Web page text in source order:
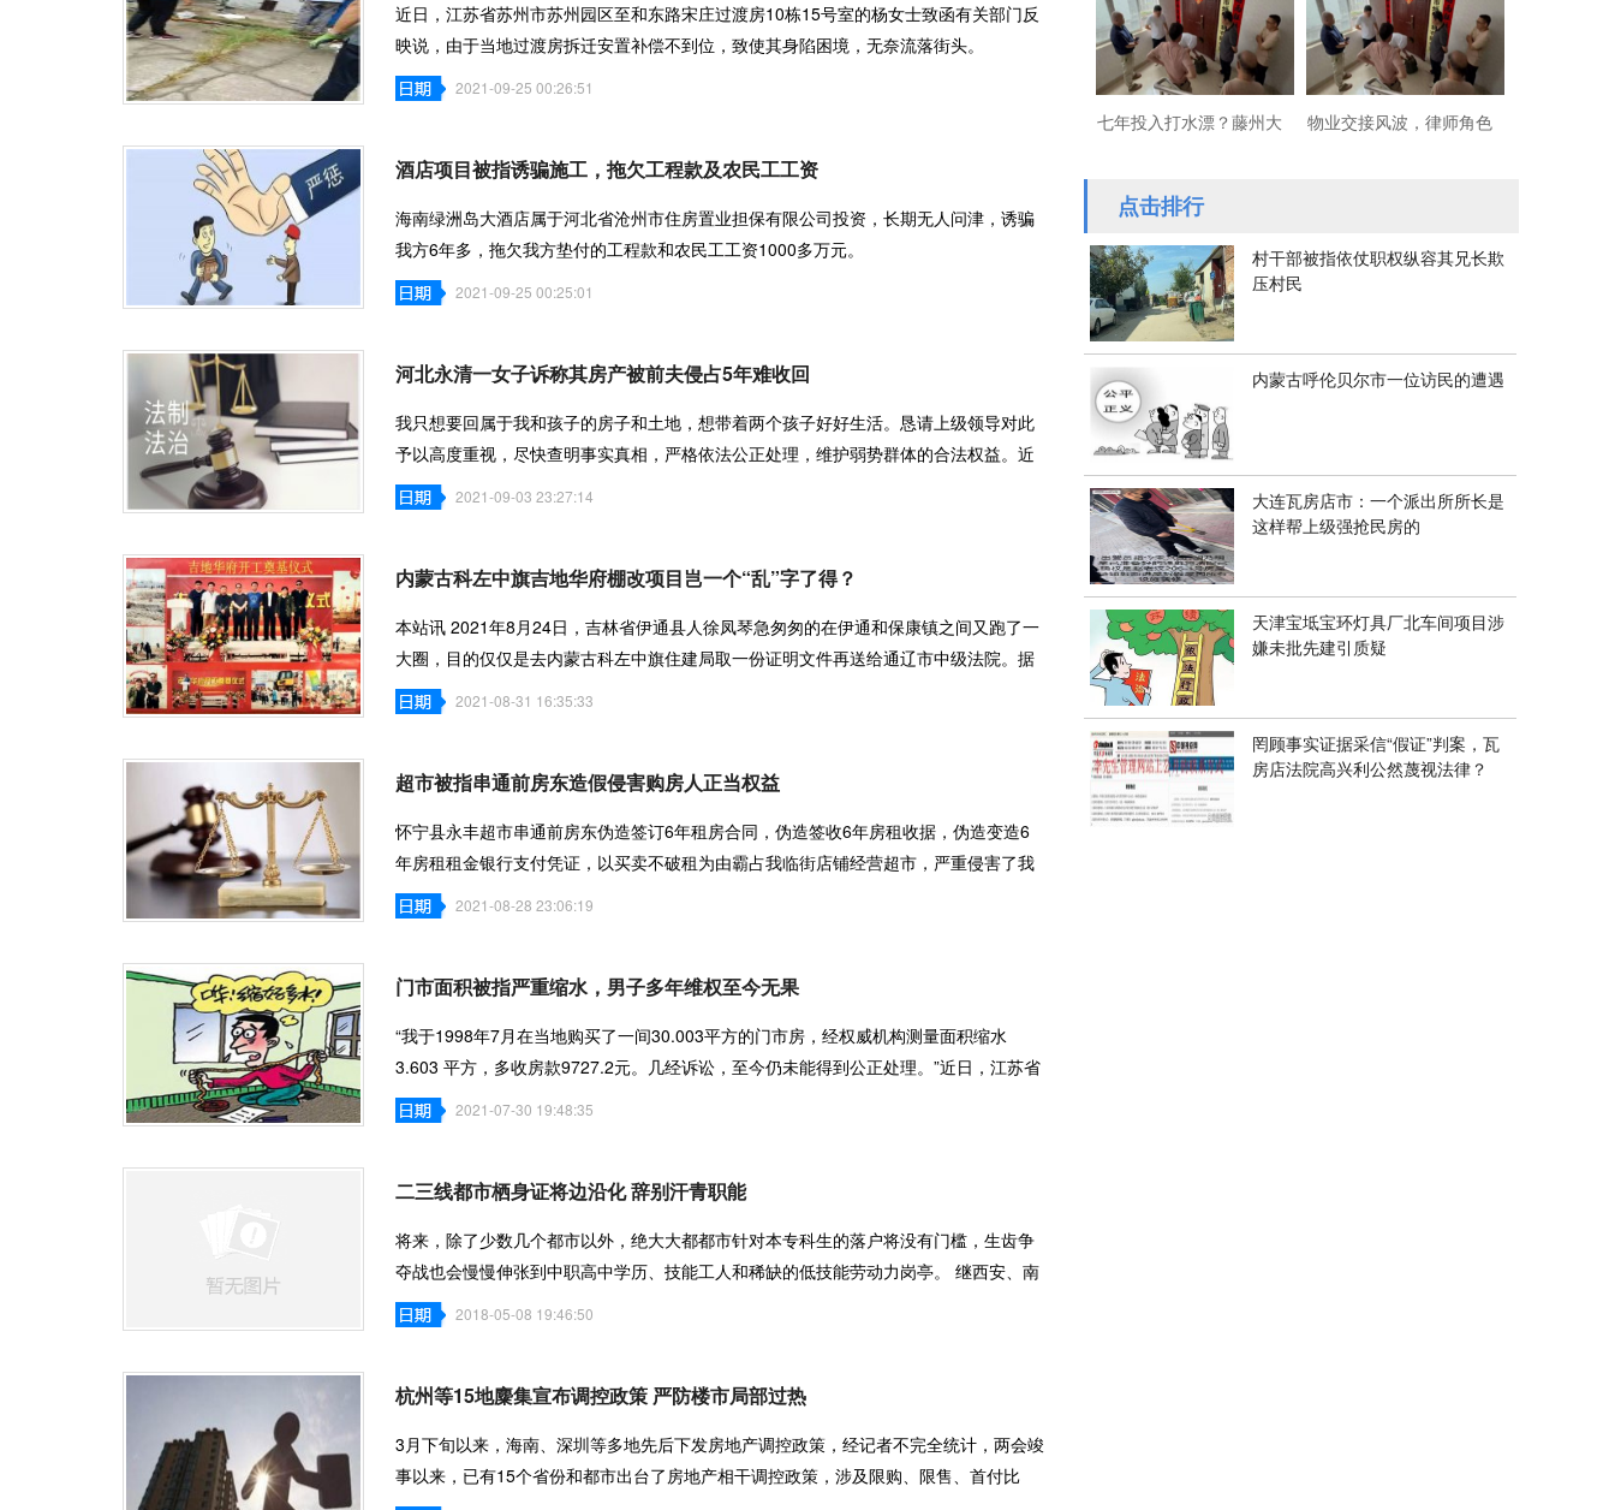
近日，江苏省苏州市苏州园区至和东路宋庄过渡房10栋15号室的杨女士致函有关部门反
映说，由于当地过渡房拆迁安置补偿不到位，致使其身陷困境，无奈流落街头。
2021-09-25 00:26:51
酒店项目被指诱骗施工，拖欠工程款及农民工工资
海南绿洲岛大酒店属于河北省沧州市住房置业担保有限公司投资，长期无人问津，诱骗
我方6年多，拖欠我方垫付的工程款和农民工工资1000多万元。
2021-09-25 00:25:01
河北永清一女子诉称其房产被前夫侵占5年难收回
我只想要回属于我和孩子的房子和土地，想带着两个孩子好好生活。恳请上级领导对此
予以高度重视，尽快查明事实真相，严格依法公正处理，维护弱势群体的合法权益。近
日，河北省2021-09-03 23:27:14
内蒙古科左中旗吉地华府棚改项目岂一个“乱”字了得？
本站讯 2021年8月24日，吉林省伊通县人徐凤琴急匆匆的在伊通和保康镇之间又跑了一
大圈，目的仅仅是去内蒙古科左中旗住建局取一份证明文件再送给通辽市中级法院。据
徐凤琴介绍，2021-08-31 16:35:33
超市被指串通前房东造假侵害购房人正当权益
怀宁县永丰超市串通前房东伪造签订6年租房合同，伪造签收6年房租收据，伪造变造6
年房租租金银行支付凭证，以买卖不破租为由霸占我临街店铺经营超市，严重侵害了我
的正当权益。2021-08-28 23:06:19
门市面积被指严重缩水，男子多年维权至今无果
“我于1998年7月在当地购买了一间30.003平方的门市房，经权威机构测量面积缩水
3.603 平方，多收房款9727.2元。几经诉讼，至今仍未能得到公正处理。”近日，江苏省
阜宁县的吴中平先生致
2021-07-30 19:48:35
二三线都市栖身证将边沿化 辞别汗青职能
将来，除了少数几个都市以外，绝大大都都市针对本专科生的落户将没有门槛，生齿争
夺战也会慢慢伸张到中职高中学历、技能工人和稀缺的低技能劳动力岗亭。 继西安、南
京再次低 2018-05-08 19:46:50
杭州等15地麋集宣布调控政策 严防楼市局部过热
3月下旬以来，海南、深圳等多地先后下发房地产调控政策，经记者不完全统计，两会竣
事以来，已有15个省份和都市出台了房地产相干调控政策，涉及限购、限售、首付比
捕捞”港商 区“芯创社”正
七年投入打水漂？藤州大 物业交接风波，律师角色
点击排行
村干部被指依仗职权纵容其兄长欺
压村民
内蒙古呼伦贝尔市一位访民的遭遇
大连瓦房店市：一个派出所所长是
这样帮上级强抢民房的
天津宝坻宝环灯具厂北车间项目涉
嫌未批先建引质疑
罔顾事实证据采信“假证”判案，瓦
房店法院高兴利公然蔑视法律？